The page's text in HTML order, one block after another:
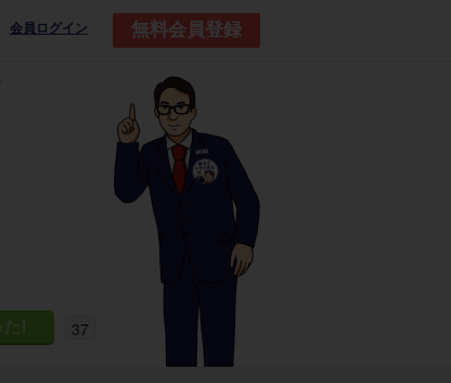
会員ログイン 無料会員登録
37